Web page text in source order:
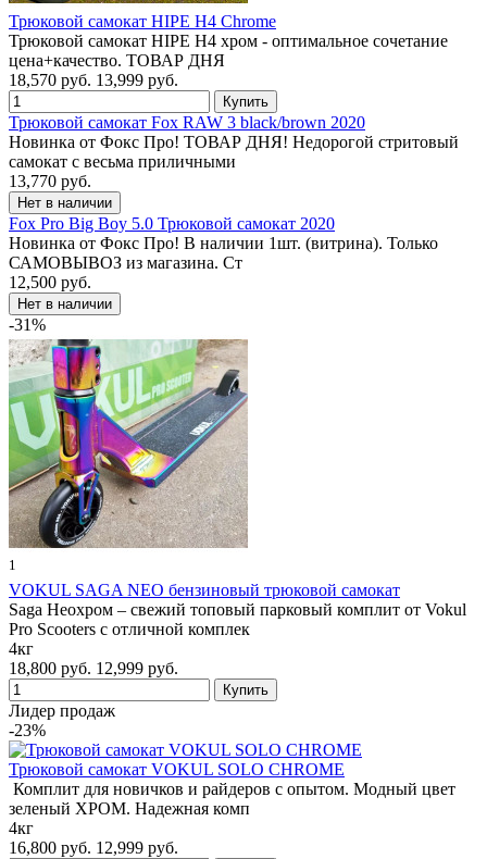
Трюковой самокат HIPE H4 Chrome
Трюковой самокат HIPE H4 хром - оптимальное сочетание
цена+качество. ТОВАР ДНЯ
18,570 руб. 13,999 руб.
Трюковой самокат Fox RAW 3 black/brown 2020
Новинка от Фокс Про! ТОВАР ДНЯ! Недорогой стритовый
самокат с весьма приличными
13,770 руб.
Fox Pro Big Boy 5.0 Трюковой самокат 2020
Новинка от Фокс Про! В наличии 1шт. (витрина). Только
САМОВЫВОЗ из магазина. Ст
12,500 руб.
-31%
1
VOKUL SAGA NEO бензиновый трюковой самокат
Saga Неохром – свежий топовый парковый комплит от Vokul
Pro Scooters c отличной комплек
4кг
18,800 руб. 12,999 руб.
Лидер продаж
-23%
Трюковой самокат VOKUL SOLO CHROME
Комплит для новичков и райдеров с опытом. Модный цвет
зеленый ХРОМ. Надежная комп
4кг
16,800 руб. 12,999 руб.